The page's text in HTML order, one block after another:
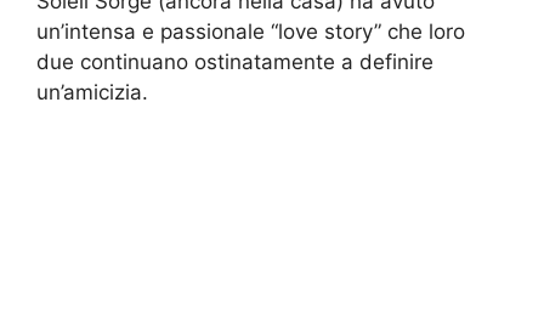
un’intensa e passionale “love story” che loro
due continuano ostinatamente a definire
un’amicizia.